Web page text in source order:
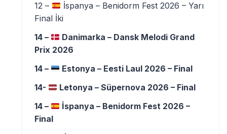
12 –
İspanya – Benidorm Fest 2026 – Yarı
Final İki
14 –
Danimarka – Dansk Melodi Grand
Prix 2026
14 –
Estonya – Eesti Laul 2026 – Final
14-
Letonya – Süpernova 2026 – Final
14 –
İspanya – Benidorm Fest 2026 –
Final